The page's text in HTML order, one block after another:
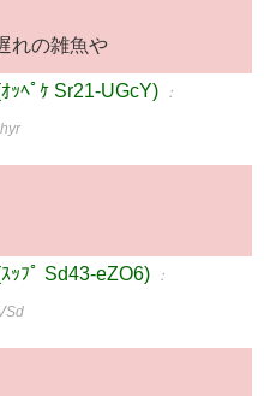
れの雑魚や
ｯﾍﾟｹ Sr21-UGcY) ：
ｯﾌﾟ Sd43-eZO6) ：